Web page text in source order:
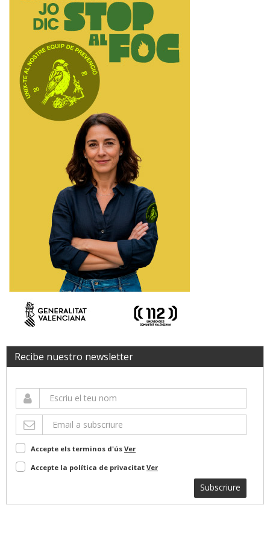
Recibe nuestro newsletter
Accepte els terminos d'ús Ver
Accepte la política de privacitat Ver
Subscriure